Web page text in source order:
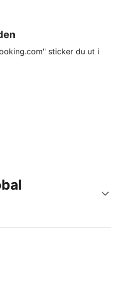
sticker du ut i